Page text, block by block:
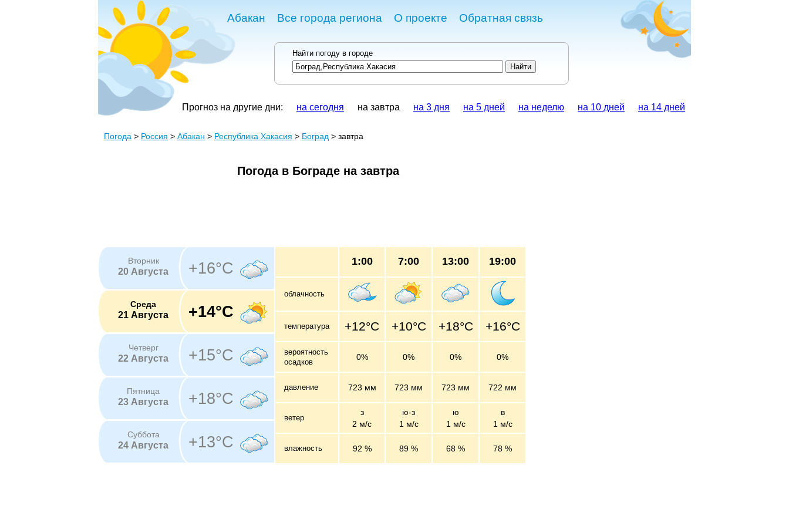
Абакан Все города региона О проекте Обратная связь
Найти погоду в городе
Прогноз на другие дни: на сегодня на завтра на 3 дня на 5 дней на неделю на 10 дней на 14 дней
Погода > Россия > Абакан > Республика Хакасия > Боград > завтра
Погода в Бограде на завтра
Вторник
20 Августа +16°C
Среда
21 Августа +14°C
Четверг
22 Августа +15°C
Пятница
23 Августа +18°C
Суббота
24 Августа +13°C
1:00 7:00 13:00 19:00
облачность
температура +12°C +10°C +18°C +16°C
вероятность
осадков
0% 0% 0% 0%
давление 723 мм 723 мм 723 мм 722 мм
ветер
з
2 м/c
ю-з
1 м/c
ю
1 м/c
в
1 м/c
влажность 92 % 89 % 68 % 78 %